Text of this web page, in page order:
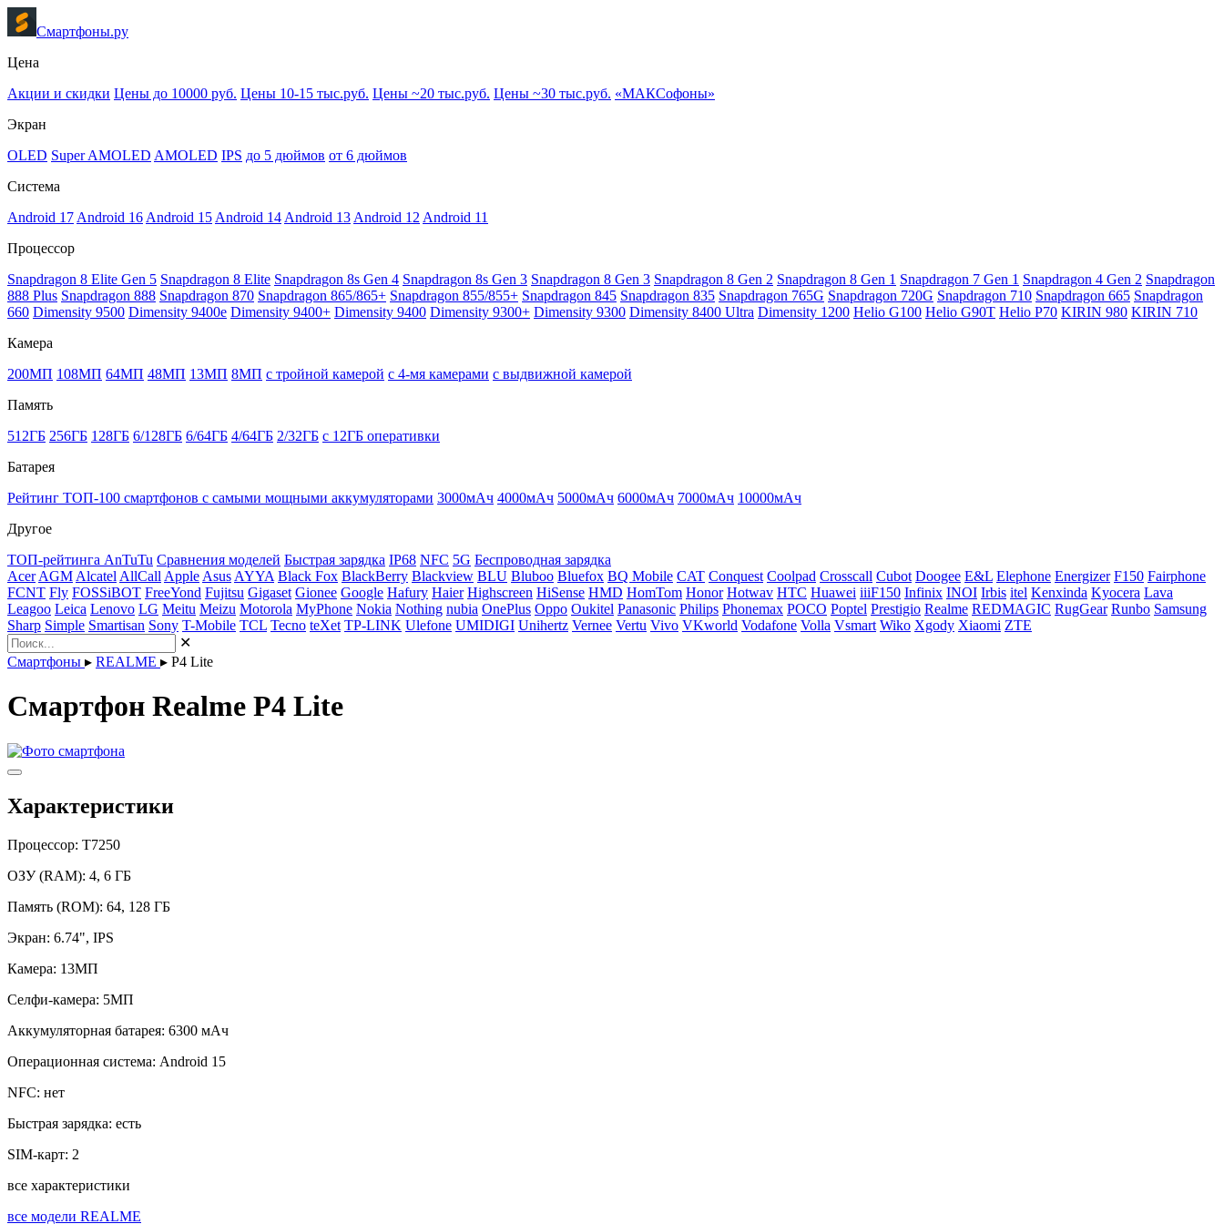
Смартфоны.ру
Цена
Акции и скидки Цены до 10000 руб. Цены 10-15 тыс.руб. Цены ~20 тыс.руб. Цены ~30 тыс.руб. «МАКСофоны»
Экран
OLED Super AMOLED AMOLED IPS до 5 дюймов от 6 дюймов
Система
Android 17 Android 16 Android 15 Android 14 Android 13 Android 12 Android 11
Процессор
Snapdragon 8 Elite Gen 5 Snapdragon 8 Elite Snapdragon 8s Gen 4 Snapdragon 8s Gen 3 Snapdragon 8 Gen 3 Snapdragon 8 Gen 2 Snapdragon 8 Gen 1 Snapdragon 7 Gen 1 Snapdragon 4 Gen 2 Snapdragon
888 Plus Snapdragon 888 Snapdragon 870 Snapdragon 865/865+ Snapdragon 855/855+ Snapdragon 845 Snapdragon 835 Snapdragon 765G Snapdragon 720G Snapdragon 710 Snapdragon 665 Snapdragon
660 Dimensity 9500 Dimensity 9400e Dimensity 9400+ Dimensity 9400 Dimensity 9300+ Dimensity 9300 Dimensity 8400 Ultra Dimensity 1200 Helio G100 Helio G90T Helio P70 KIRIN 980 KIRIN 710
Камера
200МП 108МП 64МП 48МП 13МП 8МП с тройной камерой с 4-мя камерами с выдвижной камерой
Память
512ГБ 256ГБ 128ГБ 6/128ГБ 6/64ГБ 4/64ГБ 2/32ГБ с 12ГБ оперативки
Батарея
Рейтинг ТОП-100 смартфонов с самыми мощными аккумуляторами 3000мАч 4000мАч 5000мАч 6000мАч 7000мАч 10000мАч
Другое
ТОП-рейтинга AnTuTu Сравнения моделей Быстрая зарядка IP68 NFC 5G Беспроводная зарядка
Acer AGM Alcatel AllCall Apple Asus AYYA Black Fox BlackBerry Blackview BLU Bluboo Bluefox BQ Mobile CAT Conquest Coolpad Crosscall Cubot Doogee E&L Elephone Energizer F150 Fairphone
FCNT Fly FOSSiBOT FreeYond Fujitsu Gigaset Gionee Google Hafury Haier Highscreen HiSense HMD HomTom Honor Hotwav HTC Huawei iiiF150 Infinix INOI Irbis itel Kenxinda Kyocera Lava
Leagoo Leica Lenovo LG Meitu Meizu Motorola MyPhone Nokia Nothing nubia OnePlus Oppo Oukitel Panasonic Philips Phonemax POCO Poptel Prestigio Realme REDMAGIC RugGear Runbo Samsung
Sharp Simple Smartisan Sony T-Mobile TCL Tecno teXet TP-LINK Ulefone UMIDIGI Unihertz Vernee Vertu Vivo VKworld Vodafone Volla Vsmart Wiko Xgody Xiaomi ZTE
✕
Смартфоны ▸ REALME ▸ P4 Lite
Смартфон Realme P4 Lite
Характеристики
Процессор: T7250
ОЗУ (RAM): 4, 6 ГБ
Память (ROM): 64, 128 ГБ
Экран: 6.74", IPS
Камера: 13МП
Селфи-камера: 5МП
Аккумуляторная батарея: 6300 мАч
Операционная система: Android 15
NFC: нет
Быстрая зарядка: есть
SIM-карт: 2
все характеристики
все модели REALME